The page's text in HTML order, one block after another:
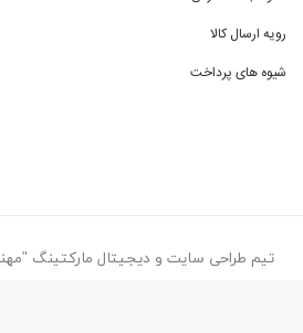
رویه ارسال کالا
شیوه های پرداخت
تیم طراحی سایت و دیجیتال مارکتینگ